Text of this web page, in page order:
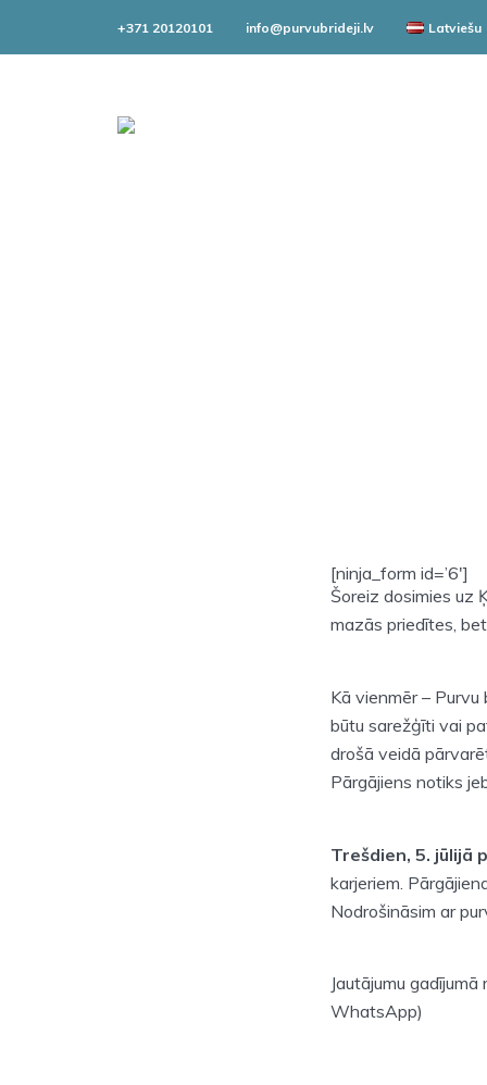
+371 20120101 info@purvubrideji.lv Latviešu
[ninja_form id=’6′]
Šoreiz dosimies uz
mazās priedītes,
Kā vienmēr –
būtu sarežģīti vai
drošā veidā
Pārgājiens notiks
Trešdien, 5. jūlijā
karjeriem.
Nodrošināsim ar
Jautājumu
WhatsApp)